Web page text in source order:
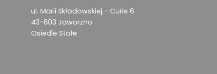
ul. Marii Skłodowskiej - Curie 6
43-603 Jaworzno
Osiedle Stałe